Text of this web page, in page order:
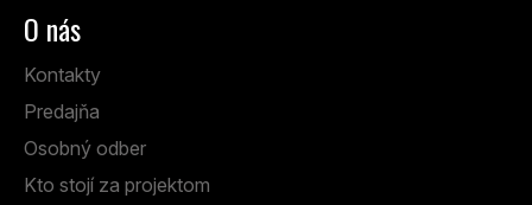
O nás
Kontakty
Predajňa
Osobný odber
Kto stojí za projektom